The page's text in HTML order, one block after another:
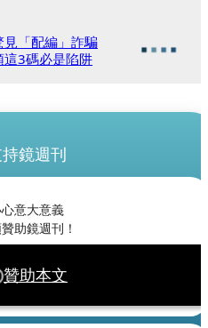
「配編」詐騙
3碼必是陷阱
鏡週刊
意大意義
助鏡週刊！
贊助本文